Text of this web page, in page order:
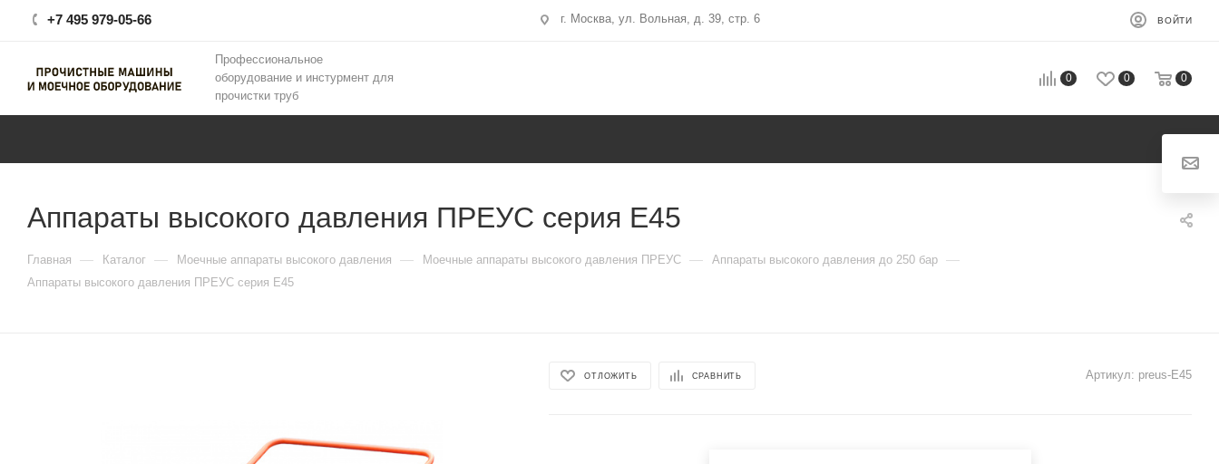
+7 495 979-05-66 г. Москва, ул. Вольная, д. 39, стр. 6 ВОЙТИ
Профессиональное
оборудование и инстурмент для
прочистки труб
0 0 0
Аппараты высокого давления ПРЕУС серия Е45
Главная — Каталог — Моечные аппараты высокого давления — Моечные аппараты высокого давления ПРЕУС — Аппараты высокого давления до 250 бар —
Аппараты высокого давления ПРЕУС серия Е45
ОТЛОЖИТЬ СРАВНИТЬ Артикул: preus-Е45